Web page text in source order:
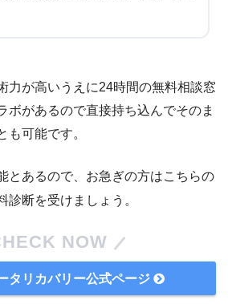
力が高いうえに24時間の無料相談窓
ボがあるので直接持ち込んでそのま
も可能です。
とあるので、お急ぎの方はこちらの
診断を受けましょう。
NOW
タリカバリー公式ページ